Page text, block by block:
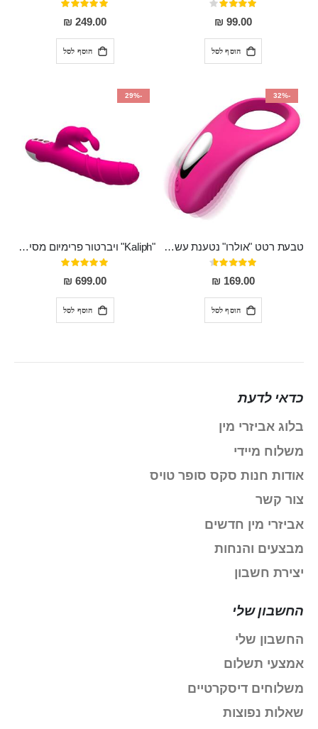
דירוג:
80%
99.00 ₪
הוסף לסל
דירוג:
100%
249.00 ₪
הוסף לסל
-32%
טבעת רטט "אולרו" נטענת עשויה סיליקון רפואי עם רטט חזק ומטריף חושים
דירוג:
91%
169.00 ₪
הוסף לסל
-29%
"Kaliph" ויברטור פרימיום מסיליקון רפואי , נטען, שקט במיוחד, מסתובב ומתפתל, שמנמן עם חדירה 14 סמ
דירוג:
100%
699.00 ₪
הוסף לסל
כדאי לדעת
בלוג אביזרי מין
משלוח מיידי
אודות חנות סקס סופר טויס
צור קשר
אביזרי מין חדשים
מבצעים והנחות
יצירת חשבון
החשבון שלי
החשבון שלי
אמצעי תשלום
משלוחים דיסקרטיים
שאלות נפוצות